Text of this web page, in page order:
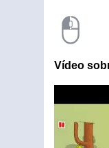
Vídeo